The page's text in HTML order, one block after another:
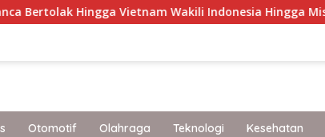
Vietnam Wakili Indonesia Hingga Miss World 2026
Otomotif Olahraga Teknologi Kesehatan